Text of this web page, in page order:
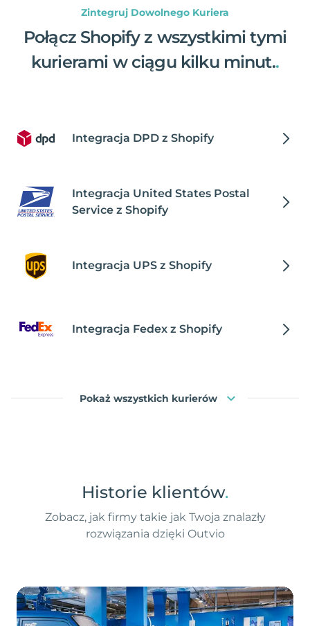
Zintegruj Dowolnego Kuriera
Połącz Shopify z wszystkimi tymi
kurierami w ciągu kilku minut..
Integracja DPD z Shopify
Integracja United States Postal
Service z Shopify
Integracja UPS z Shopify
Integracja Fedex z Shopify
Pokaż wszystkich kurierów
Historie klientów.
Zobacz, jak firmy takie jak Twoja znalazły
rozwiązania dzięki Outvio